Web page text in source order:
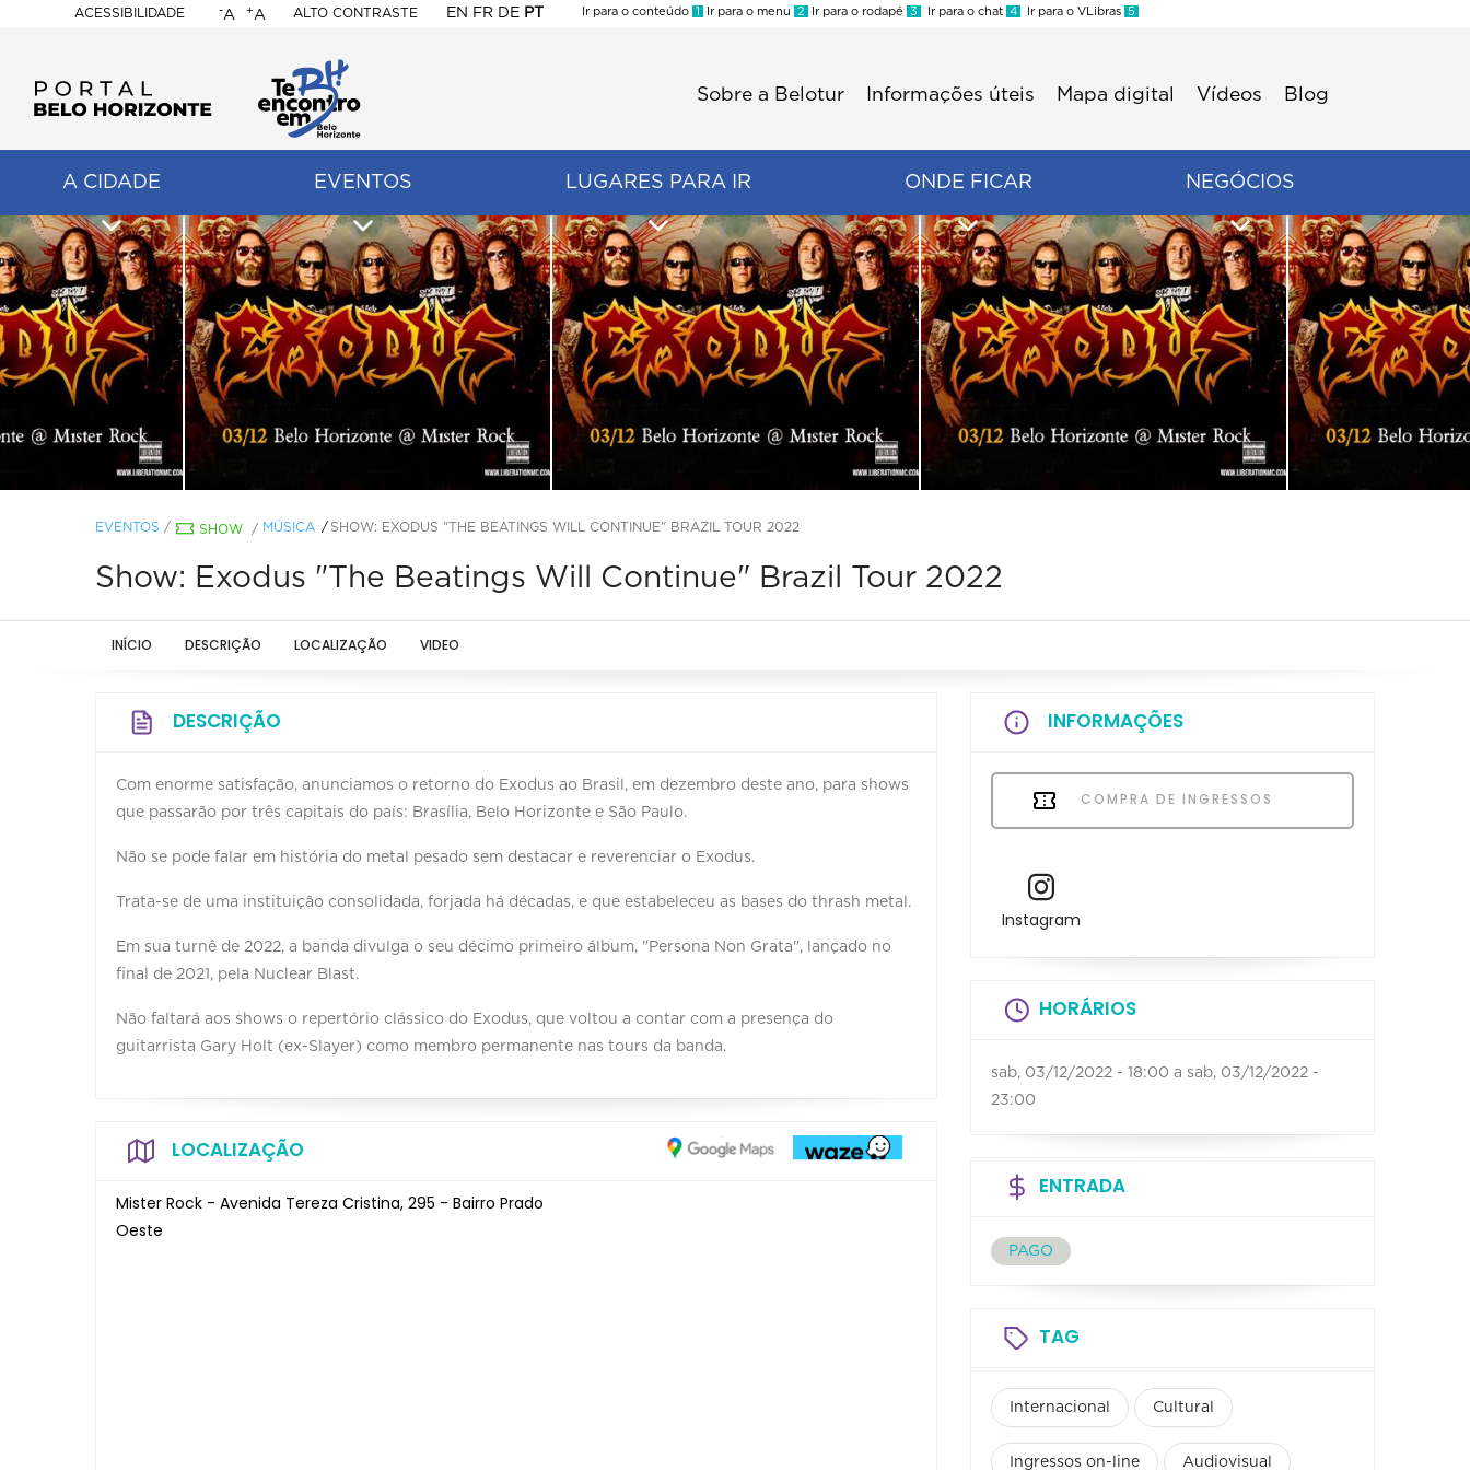
ACESSIBILIDADE
BELO
HORIZONTE
-A +A ALTO CONTRASTE EN FR DE PT
Ir para o conteúdo 1 Ir para o menu 2 Ir para o rodapé 3 Ir para o chat 4 Ir para o VLibras 5
Sobre a Belotur Informações úteis Mapa digital Vídeos Blog
A CIDADE EVENTOS LUGARES PARA IR ONDE FICAR NEGÓCIOS
EVENTOS / SHOW / MÚSICA SHOW: EXODUS "THE BEATINGS WILL CONTINUE" BRAZIL TOUR 2022
Show: Exodus "The Beatings Will Continue" Brazil Tour 2022
INÍCIO DESCRIÇÃO LOCALIZAÇÃO VIDEO
DESCRIÇÃO
Com enorme satisfação, anunciamos o retorno do Exodus ao Brasil, em dezembro deste ano, para shows
que passarão por três capitais do país: Brasília, Belo Horizonte e São Paulo.
Não se pode falar em história do metal pesado sem destacar e reverenciar o Exodus.
Trata-se de uma instituição consolidada, forjada há décadas, e que estabeleceu as bases do thrash metal.
Em sua turnê de 2022, a banda divulga o seu décimo primeiro álbum, "Persona Non Grata", lançado no
final de 2021, pela Nuclear Blast.
Não faltará aos shows o repertório clássico do Exodus, que voltou a contar com a presença do
guitarrista Gary Holt (ex-Slayer) como membro permanente nas tours da banda.
LOCALIZAÇÃO
Mister Rock - Avenida Tereza Cristina, 295 - Bairro Prado
Oeste
INFORMAÇÕES
COMPRA DE INGRESSOS
Instagram
HORÁRIOS
sab, 03/12/2022 - 18:00 a sab, 03/12/2022 -
23:00
ENTRADA
PAGO
TAG
Internacional Cultural
Ingressos on-line Audiovisual